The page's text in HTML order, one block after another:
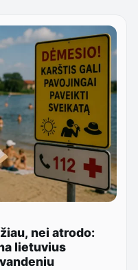
nei atrodo:
lietuvius